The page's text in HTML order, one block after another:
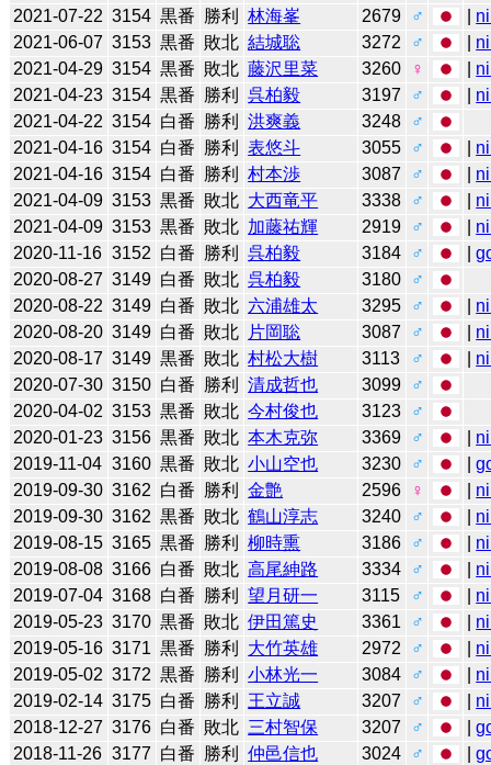
2021-07-22 3154 黒番 勝利 林海峯 2679 ♂
2021-06-07 3153 黒番 敗北 結城聡 3272 ♂
2021-04-29 3154 黒番 敗北 藤沢里菜 3260 ♀
2021-04-23 3154 黒番 勝利 呉柏毅 3197 ♂
2021-04-22 3154 白番 勝利 洪爽義 3248
♂
2021-04-16 3154 白番 勝利 表悠斗 3055 ♂
2021-04-16 3154 白番 勝利 村本渉 3087 ♂
2021-04-09 3153 黒番 敗北 大西竜平 3338 ♂
2021-04-09 3153 黒番 敗北 加藤祐輝 2919 ♂
2020-11-16 3152 白番 勝利 呉柏毅 3184 ♂ |
2020-08-27 3149 白番 敗北 呉柏毅 3180
♂
2020-08-22 3149 白番 敗北 六浦雄太 3295 ♂
2020-08-20 3149 白番 敗北 片岡聡 3087 ♂
2020-08-17 3149 黒番 敗北 村松大樹 3113 ♂
2020-07-30 3150 白番 勝利 清成哲也 3099
♂
2020-04-02 3153 黒番 敗北 今村俊也 3123
♂
2020-01-23 3156 黒番 敗北 本木克弥 3369 ♂
2019-11-04 3160 黒番 敗北 小山空也 3230 ♂ |
2019-09-30 3162 白番 勝利 金艶 2596 ♀
2019-09-30 3162 黒番 敗北 鶴山淳志 3240 ♂
2019-08-15 3165 黒番 勝利 柳時熏 3186 ♂
2019-08-08 3166 白番 敗北 高尾紳路 3334 ♂
2019-07-04 3168 白番 勝利 望月研一 3115 ♂
2019-05-23 3170 黒番 敗北 伊田篤史 3361 ♂
2019-05-16 3171 黒番 勝利 大竹英雄 2972 ♂
2019-05-02 3172 黒番 勝利 小林光一 3084 ♂
2019-02-14 3175 白番 勝利 王立誠 3207 ♂
2018-12-27 3176 白番 敗北 三村智保 3207 ♂ |
2018-11-26 3177 白番 勝利 仲邑信也 3024 ♂ |